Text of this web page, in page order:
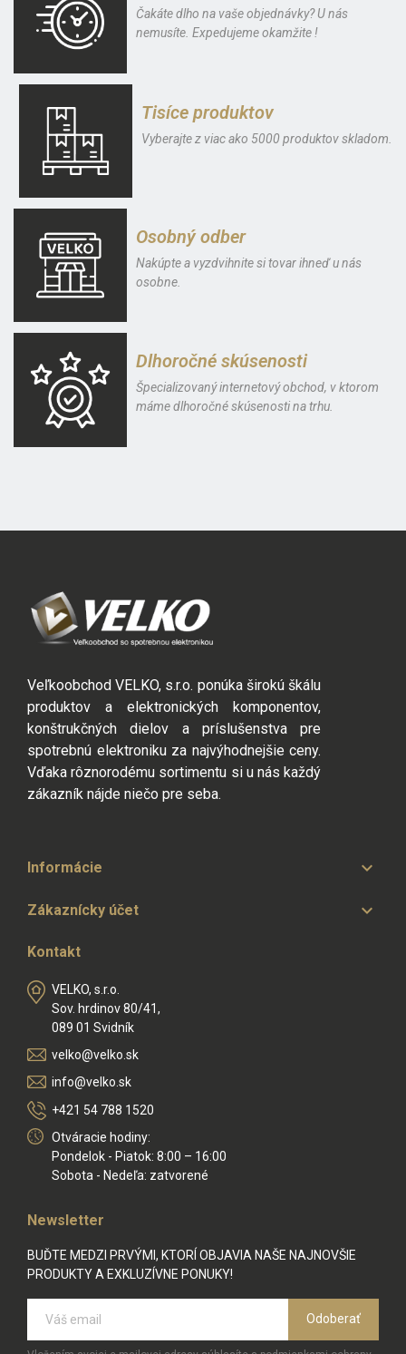
Čakáte dlho na vaše objednávky? U nás
nemusíte. Expedujeme okamžite !
Tisíce produktov
Vyberajte z viac ako 5000 produktov skladom.
Osobný odber
Nakúpte a vyzdvihnite si tovar ihneď u nás
osobne.
Dlhoročné skúsenosti
Špecializovaný internetový obchod, v ktorom
máme dlhoročné skúsenosti na trhu.
Veľkoobchod VELKO, s.r.o. ponúka širokú škálu
produktov a elektronických komponentov,
konštrukčných dielov a príslušenstva pre
spotrebnú elektroniku za najvýhodnejšie ceny.
Vďaka rôznorodému sortimentu si u nás každý
zákazník nájde niečo pre seba.
Informácie 
Zákaznícky účet 
Kontakt
VELKO, s.r.o.
Sov. hrdinov 80/41,
089 01 Svidník
velko@velko.sk
info@velko.sk
+421 54 788 1520
Otváracie hodiny:
Pondelok - Piatok: 8:00 – 16:00
Sobota - Nedeľa: zatvorené
Newsletter
BUĎTE MEDZI PRVÝMI, KTORÍ OBJAVIA NAŠE NAJNOVŠIE
PRODUKTY A EXKLUZÍVNE PONUKY!
Odoberať